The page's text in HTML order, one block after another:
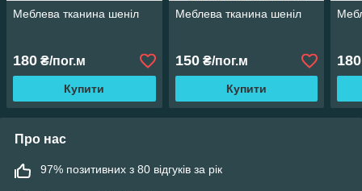
Меблева тканина шеніл
180 ₴/пог.м
Купити
Меблева тканина шеніл
150₴/пог.м
Купити
180
Про нас
97% позитивних з 80 відгуків за рік